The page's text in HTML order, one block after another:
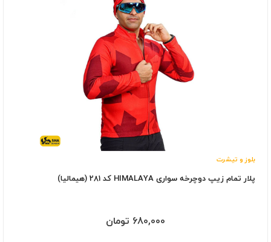
بلوز و تیشرت
پلار تمام زیپ دوچرخه سواری HIMALAYA کد 281 (هیمالیا)
680,000 تومان